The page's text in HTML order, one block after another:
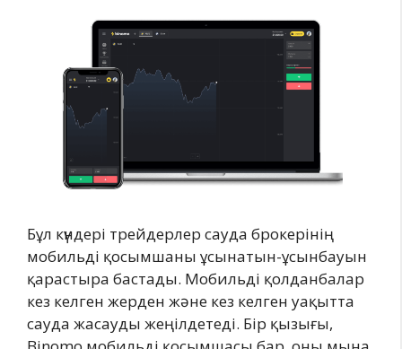
Бұл күндері трейдерлер сауда брокерінің
мобильді қосымшаны ұсынатын-ұсынбауын
қарастыра бастады. Мобильді қолданбалар
кез келген жерден және кез келген уақытта
сауда жасауды жеңілдетеді. Бір қызығы,